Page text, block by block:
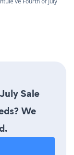
Sale
We